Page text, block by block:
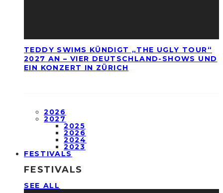
TEDDY SWIMS KÜNDIGT „THE UGLY TOUR“
2027 AN – VIER DEUTSCHLAND-SHOWS UND
EIN KONZERT IN ZÜRICH
2026
2027
2025
2026
2024
2023
FESTIVALS
FESTIVALS
SEE ALL